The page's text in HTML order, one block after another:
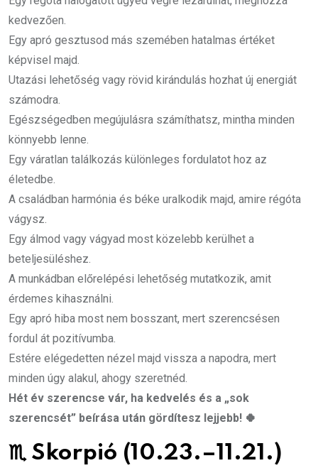
kedvezően.
Egy apró gesztusod más szemében hatalmas értéket
képvisel majd.
Utazási lehetőség vagy rövid kirándulás hozhat új energiát
számodra.
Egészségedben megújulásra számíthatsz, mintha minden
könnyebb lenne.
Egy váratlan találkozás különleges fordulatot hoz az
életedbe.
A családban harmónia és béke uralkodik majd, amire régóta
vágysz.
Egy álmod vagy vágyad most közelebb kerülhet a
beteljesüléshez.
A munkádban előrelépési lehetőség mutatkozik, amit
érdemes kihasználni.
Egy apró hiba most nem bosszant, mert szerencsésen
fordul át pozitívumba.
Estére elégedetten nézel majd vissza a napodra, mert
minden úgy alakul, ahogy szeretnéd.
Hét év szerencse vár, ha kedvelés és a „sok
szerencsét” beírása után gördítesz lejjebb! 🍀
♏ Skorpió (10.23.–11.21.)